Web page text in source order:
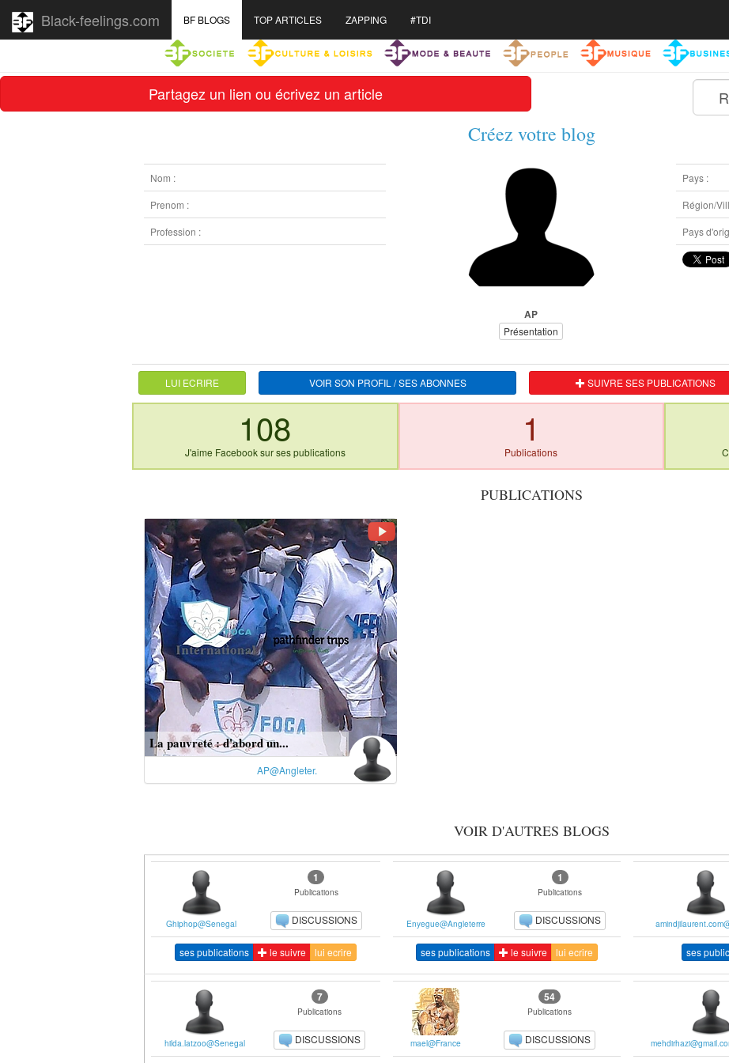
Partagez un lien ou écrivez un article
Black-feelings.com BF BLOGS TOP ARTICLES ZAPPING #TDI
Créez votre blog
Nom :
Prenom :
Profession :
AP
Présentation
Pays :
Région/
Pays
LUI ECRIRE VOIR SON PROFIL / SES ABONNES SUIVRE SES PUBLICATIONS
108
J'aime Facebook sur ses publications
1
Publications
PUBLICATIONS
La pauvreté : d'abord un...
AP@Angleter.
VOIR D'AUTRES BLOGS
Ghiphop@Senegal
1
Publications
DISCUSSIONS
ses publications le suivre lui ecrire
Enyegue@Angleterre
1
Publications
DISCUSSIONS
ses publications le suivre lui ecrire ses
hilda.latzoo@Senegal
7
Publications
DISCUSSIONS mael@France
54
Publications
DISCUSSIONS